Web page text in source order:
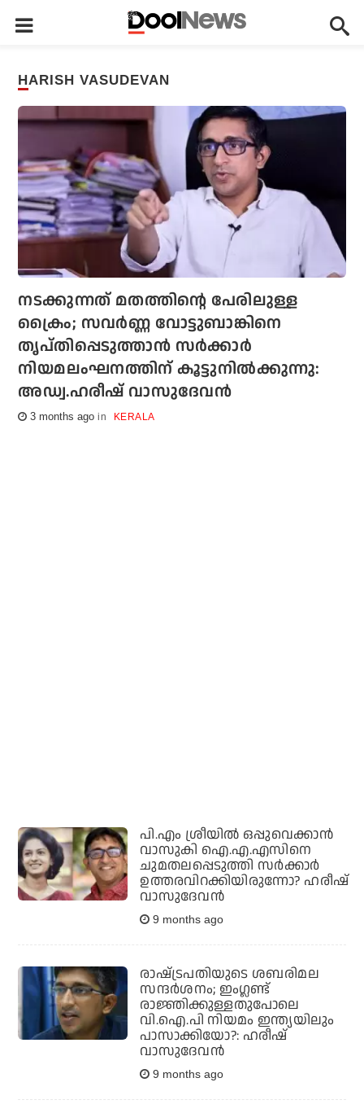
HARISH VASUDEVAN
നടക്കുന്നത് മതത്തിന്റെ പേരിലുള്ള
ക്രൈം; സവര്‍ണ്ണ വോട്ടുബാങ്കിനെ
തൃപ്തിപ്പെടുത്താന്‍ സര്‍ക്കാര്‍
നിയമലംഘനത്തിന് കൂട്ടുനില്‍ക്കുന്നു:
അഡ്വ.ഹരീഷ് വാസുദേവന്‍
3 months ago KERALA
പി.എം ശ്രീയില്‍ ഒപ്പുവെക്കാന്‍
വാസുകി ഐ.എ.എസിനെ
ചുമതലപ്പെടുത്തി സര്‍ക്കാര്‍
ഉത്തരവിറക്കിയിരുന്നോ? ഹരീഷ്
വാസുദേവന്‍
9 months ago
രാഷ്‌ട്രപതിയുടെ ശബരിമല
സന്ദർശനം; ഇംഗ്ലണ്ട്
രാജ്ഞിക്കുള്ളതുപോലെ
വി.ഐ.പി നിയമം ഇന്ത്യയിലും
പാസാക്കിയോ?: ഹരീഷ്
വാസുദേവൻ
9 months ago